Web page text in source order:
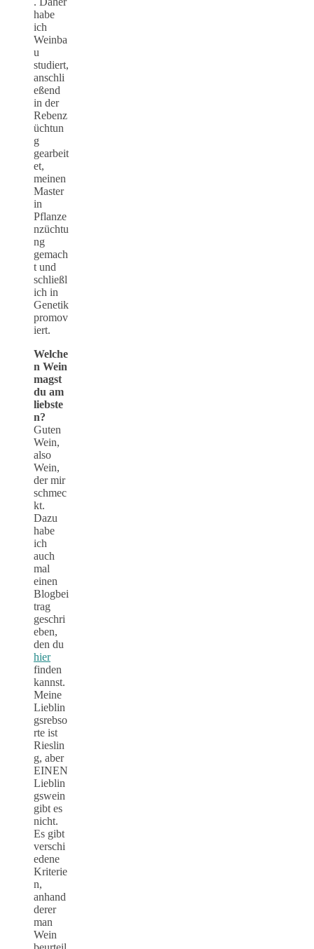
habe
ich
Weinba
u
studiert,
anschli
eßend
in der
Rebenz
üchtun
g
gearbeit
et,
meinen
Master
in
Pflanze
nzüchtu
ng
gemach
t und
schließl
ich in
Genetik
promov
iert.
Welche
n Wein
magst
du am
liebste
n?
Guten
Wein,
also
Wein,
der mir
schmec
kt.
Dazu
habe
ich
auch
mal
einen
Blogbei
trag
geschri
eben,
den du
hier
finden
kannst.
Meine
Lieblin
gsrebso
rte ist
Rieslin
g, aber
EINEN
Lieblin
gswein
gibt es
nicht.
Es gibt
verschi
edene
Kriterie
n,
anhand
derer
man
Wein